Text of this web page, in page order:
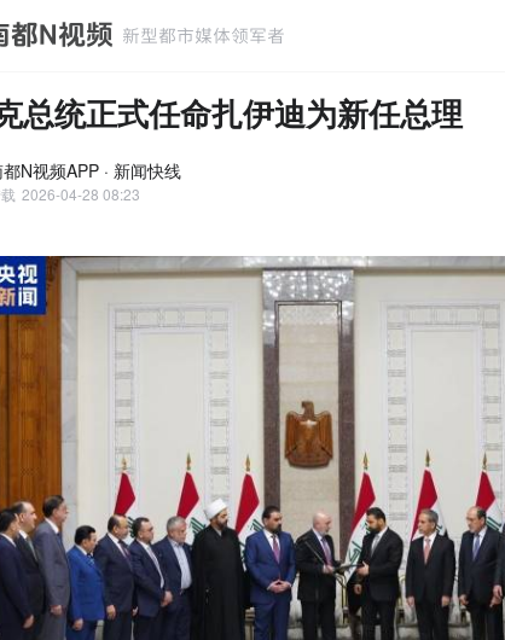
总统正式任命扎伊迪为新任总理
N视频APP · 新闻快线
2026-04-28 08:23